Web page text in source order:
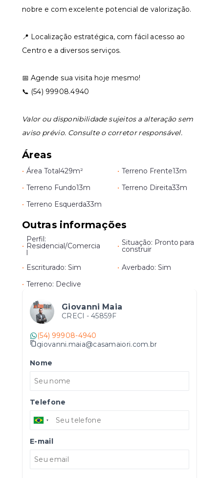
nobre e com excelente potencial de valorização.
📍 Localização estratégica, com fácil acesso ao
Centro e a diversos serviços.
📅 Agende sua visita hoje mesmo!
📞 (54) 99908.4940
Valor ou disponibilidade sujeitos a alteração sem
aviso prévio. Consulte o corretor responsável.
Áreas
• Área Total429m² • Terreno Frente13m
• Terreno Fundo13m • Terreno Direita33m
• Terreno Esquerda33m
Outras informações
•
Perfil:
Residencial/Comercia
l
• Situação: Pronto para
construir
• Escriturado: Sim • Averbado: Sim
• Terreno: Declive
Giovanni Maia
CRECI - 45859F
(54) 99908-4940
giovanni.maia@casamaiori.com.br
Nome
Telefone
E-mail